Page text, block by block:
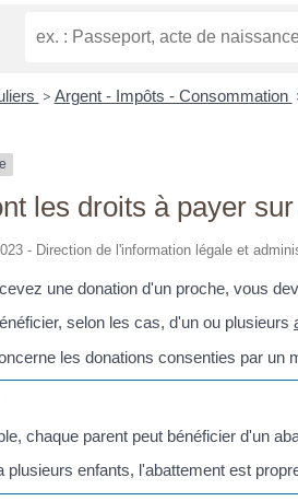
> Argent - Impôts - Consommation
les droits à payer
- Direction de l'information légale et
une donation d'un proche, vous
selon les cas, d'un ou plusieurs
les donations consenties par un
chaque parent peut bénéficier d'un
plusieurs enfants, l'abattement est